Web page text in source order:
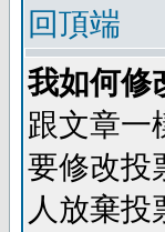
回頂端
我如何修
跟文章一
要修改投
人放棄